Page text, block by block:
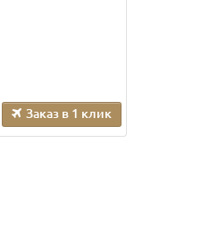
Заказ в 1 клик